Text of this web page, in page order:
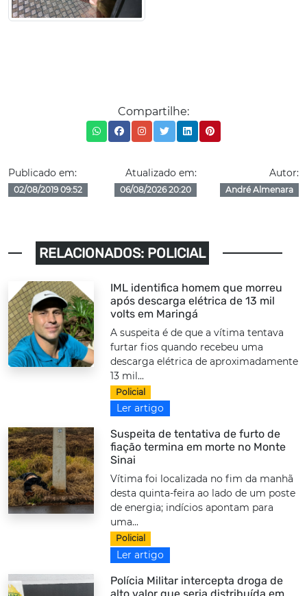
Compartilhe:
Publicado em:
02/08/2019 09:52
Atualizado em:
06/08/2026 20:20
Autor:
André Almenara
RELACIONADOS: POLICIAL
IML identifica homem que morreu
após descarga elétrica de 13 mil
volts em Maringá
A suspeita é de que a vítima tentava
furtar fios quando recebeu uma
descarga elétrica de aproximadamente
13 mil...
Policial
Ler artigo
Suspeita de tentativa de furto de
fiação termina em morte no Monte
Sinai
Vítima foi localizada no fim da manhã
desta quinta-feira ao lado de um poste
de energia; indícios apontam para
uma...
Policial
Ler artigo
Polícia Militar intercepta droga de
alto valor que seria distribuída em